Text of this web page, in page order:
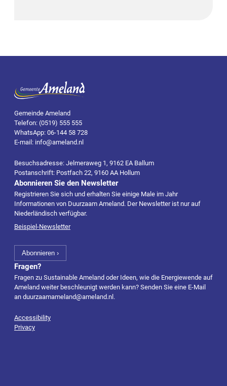
Gemeinde Ameland
Telefon: (0519) 555 555
WhatsApp: 06-144 58 728
E-mail: info@ameland.nl
Besuchsadresse: Jelmeraweg 1, 9162 EA Ballum
Postanschrift: Postfach 22, 9160 AA Hollum
Abonnieren Sie den Newsletter
Registrieren Sie sich und erhalten Sie einige Male im Jahr
Informationen von Duurzaam Ameland. Der Newsletter ist nur auf
Niederländisch verfügbar.
Beispiel-Newsletter
Fragen?
Fragen zu Sustainable Ameland oder Ideen, wie die Energiewende auf
Ameland weiter beschleunigt werden kann? Senden Sie eine E-Mail
an duurzaamameland@ameland.nl .
Accessibility
Privacy